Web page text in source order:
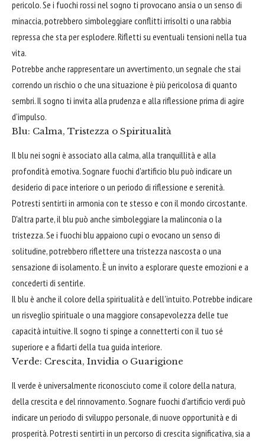
pericolo. Se i fuochi rossi nel sogno ti provocano ansia o un senso di
minaccia, potrebbero simboleggiare conflitti irrisolti o una rabbia
repressa che sta per esplodere. Rifletti su eventuali tensioni nella tua
vita.
Potrebbe anche rappresentare un avvertimento, un segnale che stai
correndo un rischio o che una situazione è più pericolosa di quanto
sembri. Il sogno ti invita alla prudenza e alla riflessione prima di agire
d'impulso.
Blu: Calma, Tristezza o Spiritualità
Il blu nei sogni è associato alla calma, alla tranquillità e alla
profondità emotiva. Sognare fuochi d'artificio blu può indicare un
desiderio di pace interiore o un periodo di riflessione e serenità.
Potresti sentirti in armonia con te stesso e con il mondo circostante.
D'altra parte, il blu può anche simboleggiare la malinconia o la
tristezza. Se i fuochi blu appaiono cupi o evocano un senso di
solitudine, potrebbero riflettere una tristezza nascosta o una
sensazione di isolamento. È un invito a esplorare queste emozioni e a
concederti di sentirle.
Il blu è anche il colore della spiritualità e dell'intuito. Potrebbe indicare
un risveglio spirituale o una maggiore consapevolezza delle tue
capacità intuitive. Il sogno ti spinge a connetterti con il tuo sé
superiore e a fidarti della tua guida interiore.
Verde: Crescita, Invidia o Guarigione
Il verde è universalmente riconosciuto come il colore della natura,
della crescita e del rinnovamento. Sognare fuochi d'artificio verdi può
indicare un periodo di sviluppo personale, di nuove opportunità e di
prosperità. Potresti sentirti in un percorso di crescita significativa, sia a